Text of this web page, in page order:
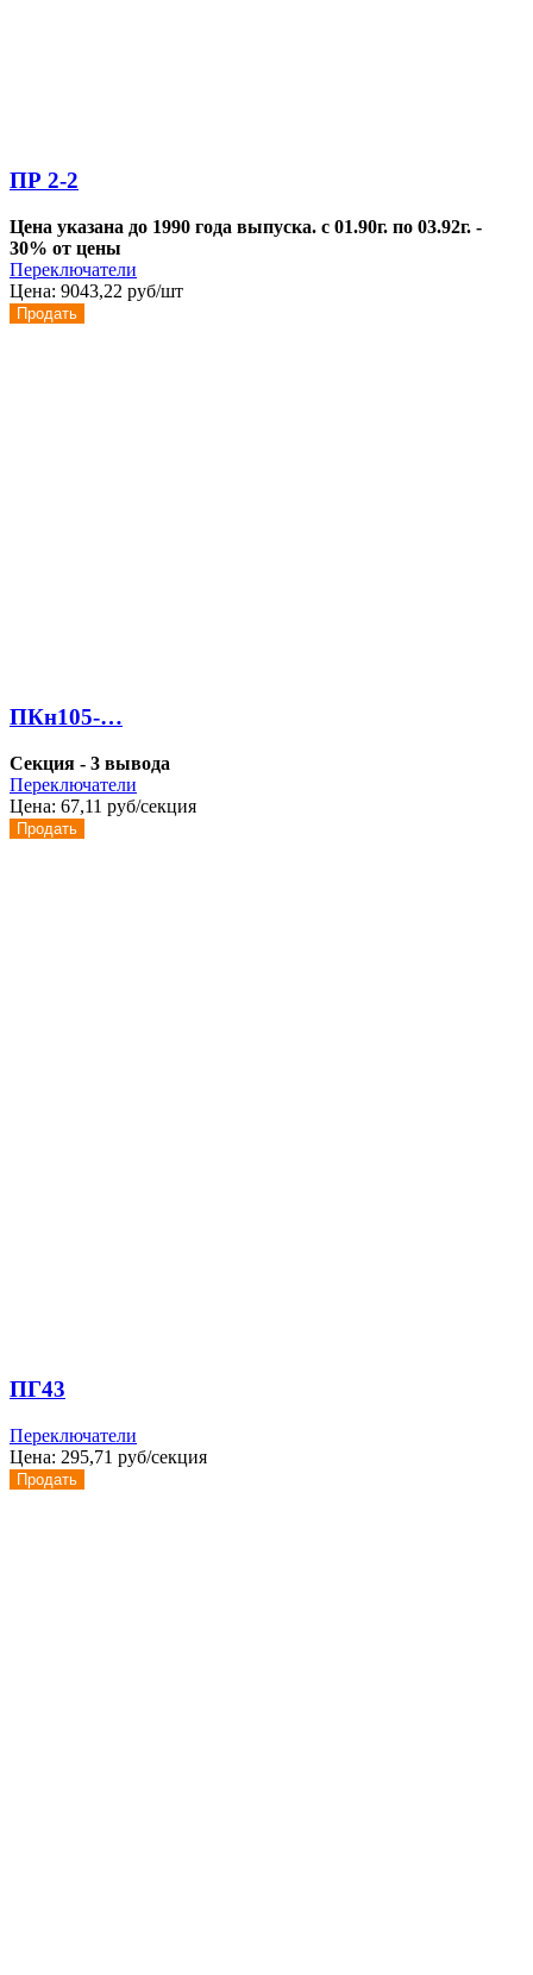
ПР 2-2
Цена указана до 1990 года выпуска. с 01.90г. по 03.92г. -
30% от цены
Переключатели
Цена: 9043,22 руб/шт
Продать
ПКн105-…
Секция - 3 вывода
Переключатели
Цена: 67,11 руб/секция
Продать
ПГ43
Переключатели
Цена: 295,71 руб/секция
Продать